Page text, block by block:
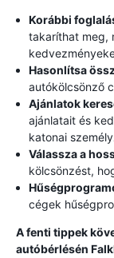
Korábbi
takaríthat meg,
Hasonlítsa
autókölcsönző
Ajánlatok
ajánlatait és
katonai
Válassza a
kölcsönzést,
cégek
A fenti tippek
autóbérlésén